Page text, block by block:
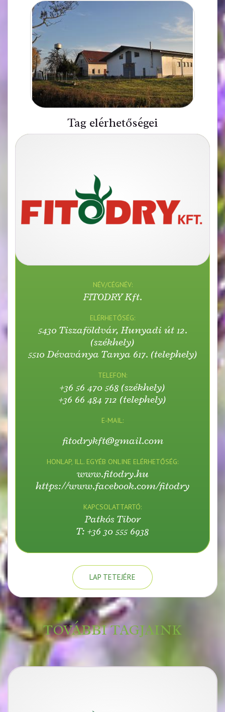
Tag elérhetőségei
NÉV/CÉGNÉV:
FITODRY Kft.
ELÉRHETŐSÉG:
5430 Tiszaföldvár, Hunyadi út 12.
(székhely)
5510 Dévaványa Tanya 617. (telephely)
TELEFON:
+36 56 470 568 (székhely)
+36 66 484 712 (telephely)
E-MAIL:
fitodrykft@gmail.com
HONLAP, ILL. EGYÉB ONLINE ELÉRHETŐSÉG:
www.fitodry.hu
https://www.facebook.com/fitodry
KAPCSOLATTARTÓ:
Patkós Tibor
T: +36 30 555 6938
LAP TETEJÉRE
TOVÁBBI TAGJAINK